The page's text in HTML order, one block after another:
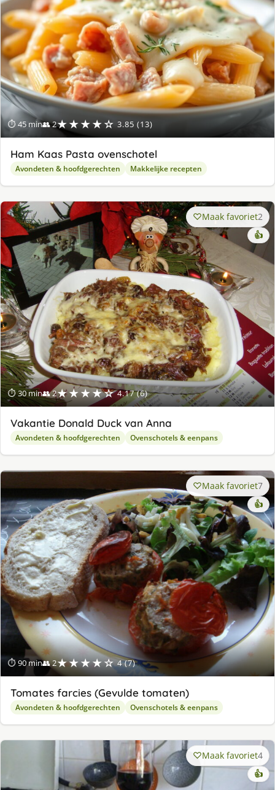
⏱ 45 min👥 2★★★★☆ 3.85 (13)
Ham Kaas Pasta ovenschotel
Avondeten & hoofdgerechten Makkelijke recepten
⏱ 30 min👥 2★★★★☆ 4.17 (6)
Maak favoriet2
👍
Vakantie Donald Duck van Anna
Avondeten & hoofdgerechten Ovenschotels & eenpans
⏱ 90 min👥 2★★★★☆ 4 (7)
Maak favoriet7
👍
Tomates farcies (Gevulde tomaten)
Avondeten & hoofdgerechten Ovenschotels & eenpans
Maak favoriet4
👍